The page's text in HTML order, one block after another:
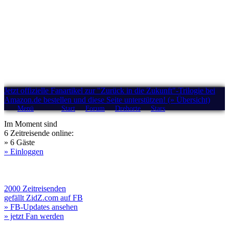
Jetzt offizielle Fanartikel zur "Zurück in die Zukunft"-Trilogie bei
Amazon.de bestellen und diese Seite unterstützen! (» Übersicht)
Menü Start Forum Drehorte Stars
Im Moment sind
6 Zeitreisende online:
» 6 Gäste
» Einloggen
2000 Zeitreisenden
gefällt ZidZ.com auf FB
» FB-Updates ansehen
» jetzt Fan werden